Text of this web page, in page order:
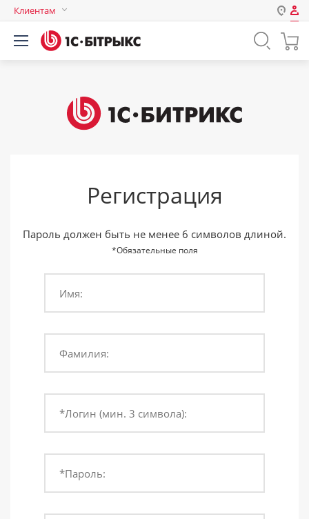
Клиентам
Авторизация
Логин
Запомнить меня на этом
компьютере
Забыли свой пароль?
Регистрация
Пароль должен быть не менее 6 символов длиной.
*Обязательные поля
Имя:
Фамилия:
*Логин (мин. 3 символа):
*Пароль: